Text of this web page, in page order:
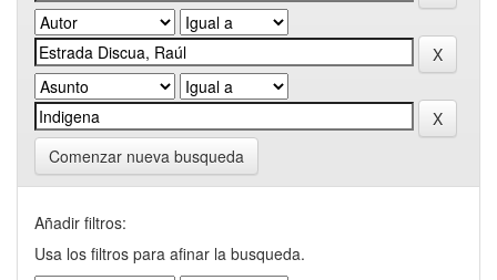
Comenzar nueva busqueda
Añadir filtros:
Usa los filtros para afinar la busqueda.